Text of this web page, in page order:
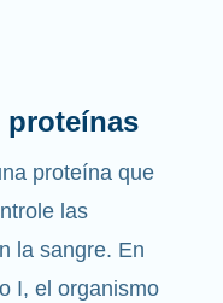
proteínas
proteína que
las
la sangre. En
I, el organismo